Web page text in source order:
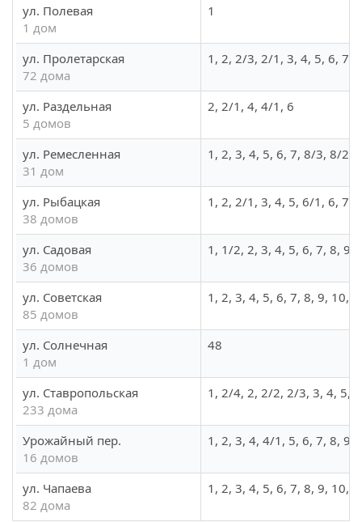
ул. Полевая
1 дом
1
ул. Пролетарская
72 дома
1, 2, 2/3, 2/1, 3, 4, 5, 6, 7,
ул. Раздельная
5 домов
2, 2/1, 4, 4/1, 6
ул. Ремесленная
31 дом
1, 2, 3, 4, 5, 6, 7, 8/3, 8/2,
ул. Рыбацкая
38 домов
1, 2, 2/1, 3, 4, 5, 6/1, 6, 7,
ул. Садовая
36 домов
1, 1/2, 2, 3, 4, 5, 6, 7, 8, 9,
ул. Советская
85 домов
1, 2, 3, 4, 5, 6, 7, 8, 9, 10,
ул. Солнечная
1 дом
48
ул. Ставропольская
233 дома
1, 2/4, 2, 2/2, 2/3, 3, 4, 5,
Урожайный пер.
16 домов
1, 2, 3, 4, 4/1, 5, 6, 7, 8, 9,
ул. Чапаева
82 дома
1, 2, 3, 4, 5, 6, 7, 8, 9, 10,